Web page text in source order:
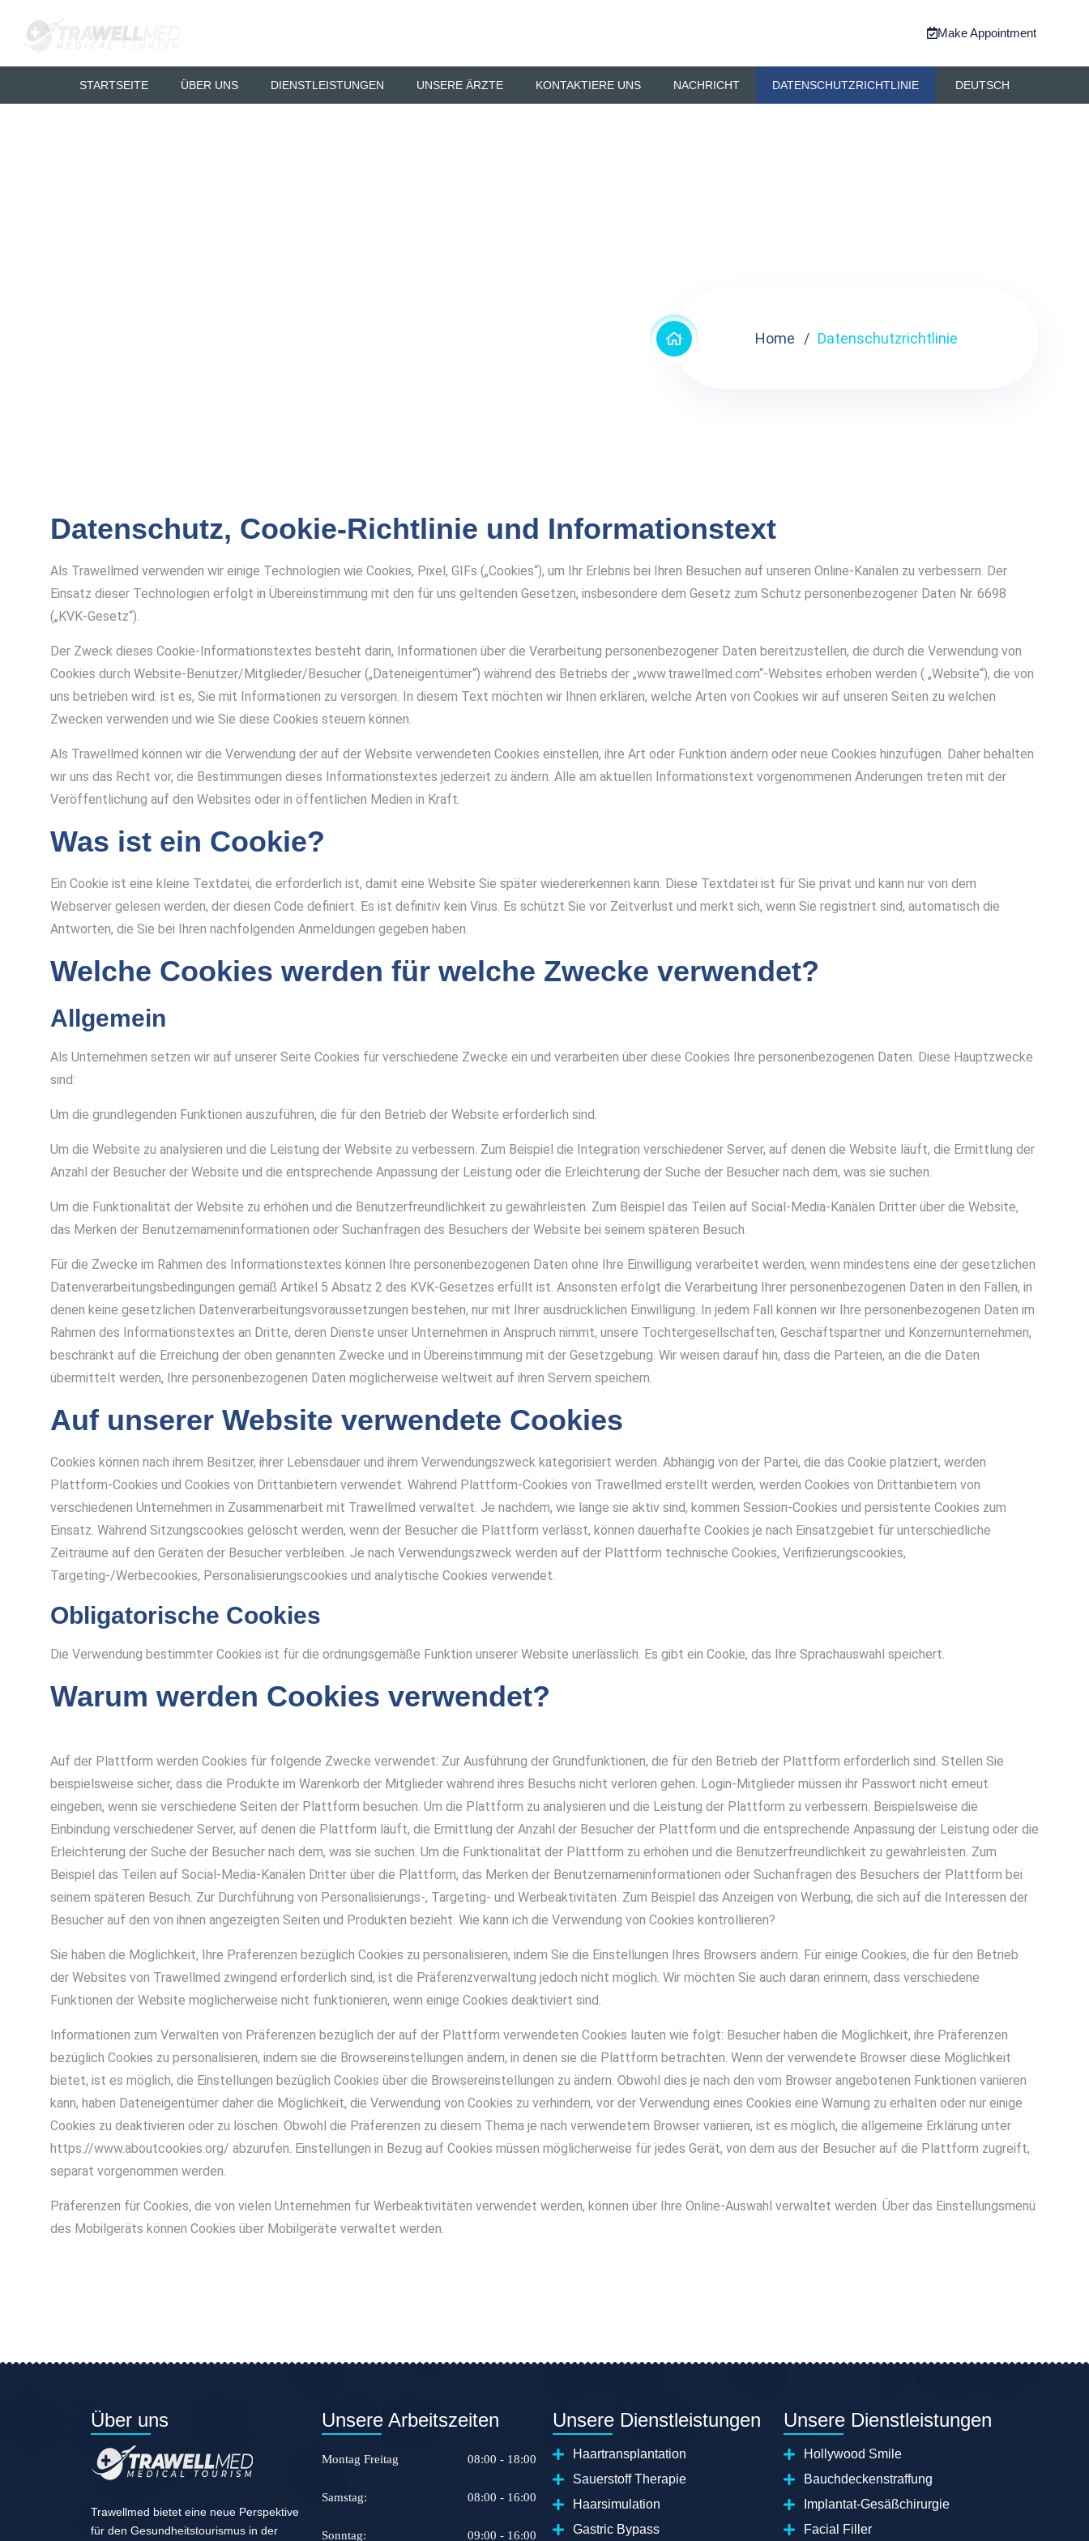
Make Appointment
STARTSEITE ÜBER UNS DIENSTLEISTUNGEN UNSERE ÄRZTE KONTAKTIERE UNS NACHRICHT DATENSCHUTZRICHTLINIE DEUTSCH
Home Datenschutzrichtlinie
Datenschutz, Cookie-Richtlinie und Informationstext
Als Trawellmed verwenden wir einige Technologien wie Cookies, Pixel, GIFs („Cookies“), um Ihr Erlebnis bei Ihren Besuchen auf unseren Online-Kanälen zu verbessern. Der
Einsatz dieser Technologien erfolgt in Übereinstimmung mit den für uns geltenden Gesetzen, insbesondere dem Gesetz zum Schutz personenbezogener Daten Nr. 6698
(„KVK-Gesetz“).
Der Zweck dieses Cookie-Informationstextes besteht darin, Informationen über die Verarbeitung personenbezogener Daten bereitzustellen, die durch die Verwendung von
Cookies durch Website-Benutzer/Mitglieder/Besucher („Dateneigentümer“) während des Betriebs der „www.trawellmed.com“-Websites erhoben werden ( „Website“), die von
uns betrieben wird. ist es, Sie mit Informationen zu versorgen. In diesem Text möchten wir Ihnen erklären, welche Arten von Cookies wir auf unseren Seiten zu welchen
Zwecken verwenden und wie Sie diese Cookies steuern können.
Als Trawellmed können wir die Verwendung der auf der Website verwendeten Cookies einstellen, ihre Art oder Funktion ändern oder neue Cookies hinzufügen. Daher behalten
wir uns das Recht vor, die Bestimmungen dieses Informationstextes jederzeit zu ändern. Alle am aktuellen Informationstext vorgenommenen Änderungen treten mit der
Veröffentlichung auf den Websites oder in öffentlichen Medien in Kraft.
Was ist ein Cookie?
Ein Cookie ist eine kleine Textdatei, die erforderlich ist, damit eine Website Sie später wiedererkennen kann. Diese Textdatei ist für Sie privat und kann nur von dem
Webserver gelesen werden, der diesen Code definiert. Es ist definitiv kein Virus. Es schützt Sie vor Zeitverlust und merkt sich, wenn Sie registriert sind, automatisch die
Antworten, die Sie bei Ihren nachfolgenden Anmeldungen gegeben haben.
Welche Cookies werden für welche Zwecke verwendet?
Allgemein
Als Unternehmen setzen wir auf unserer Seite Cookies für verschiedene Zwecke ein und verarbeiten über diese Cookies Ihre personenbezogenen Daten. Diese Hauptzwecke
sind:
Um die grundlegenden Funktionen auszuführen, die für den Betrieb der Website erforderlich sind.
Um die Website zu analysieren und die Leistung der Website zu verbessern. Zum Beispiel die Integration verschiedener Server, auf denen die Website läuft, die Ermittlung der
Anzahl der Besucher der Website und die entsprechende Anpassung der Leistung oder die Erleichterung der Suche der Besucher nach dem, was sie suchen.
Um die Funktionalität der Website zu erhöhen und die Benutzerfreundlichkeit zu gewährleisten. Zum Beispiel das Teilen auf Social-Media-Kanälen Dritter über die Website,
das Merken der Benutzernameninformationen oder Suchanfragen des Besuchers der Website bei seinem späteren Besuch.
Für die Zwecke im Rahmen des Informationstextes können Ihre personenbezogenen Daten ohne Ihre Einwilligung verarbeitet werden, wenn mindestens eine der gesetzlichen
Datenverarbeitungsbedingungen gemäß Artikel 5 Absatz 2 des KVK-Gesetzes erfüllt ist. Ansonsten erfolgt die Verarbeitung Ihrer personenbezogenen Daten in den Fällen, in
denen keine gesetzlichen Datenverarbeitungsvoraussetzungen bestehen, nur mit Ihrer ausdrücklichen Einwilligung. In jedem Fall können wir Ihre personenbezogenen Daten im
Rahmen des Informationstextes an Dritte, deren Dienste unser Unternehmen in Anspruch nimmt, unsere Tochtergesellschaften, Geschäftspartner und Konzernunternehmen,
beschränkt auf die Erreichung der oben genannten Zwecke und in Übereinstimmung mit der Gesetzgebung. Wir weisen darauf hin, dass die Parteien, an die die Daten
übermittelt werden, Ihre personenbezogenen Daten möglicherweise weltweit auf ihren Servern speichern.
Auf unserer Website verwendete Cookies
Cookies können nach ihrem Besitzer, ihrer Lebensdauer und ihrem Verwendungszweck kategorisiert werden. Abhängig von der Partei, die das Cookie platziert, werden
Plattform-Cookies und Cookies von Drittanbietern verwendet. Während Plattform-Cookies von Trawellmed erstellt werden, werden Cookies von Drittanbietern von
verschiedenen Unternehmen in Zusammenarbeit mit Trawellmed verwaltet. Je nachdem, wie lange sie aktiv sind, kommen Session-Cookies und persistente Cookies zum
Einsatz. Während Sitzungscookies gelöscht werden, wenn der Besucher die Plattform verlässt, können dauerhafte Cookies je nach Einsatzgebiet für unterschiedliche
Zeiträume auf den Geräten der Besucher verbleiben. Je nach Verwendungszweck werden auf der Plattform technische Cookies, Verifizierungscookies,
Targeting-/Werbecookies, Personalisierungscookies und analytische Cookies verwendet.
Obligatorische Cookies
Die Verwendung bestimmter Cookies ist für die ordnungsgemäße Funktion unserer Website unerlässlich. Es gibt ein Cookie, das Ihre Sprachauswahl speichert.
Warum werden Cookies verwendet?
Auf der Plattform werden Cookies für folgende Zwecke verwendet: Zur Ausführung der Grundfunktionen, die für den Betrieb der Plattform erforderlich sind. Stellen Sie
beispielsweise sicher, dass die Produkte im Warenkorb der Mitglieder während ihres Besuchs nicht verloren gehen. Login-Mitglieder müssen ihr Passwort nicht erneut
eingeben, wenn sie verschiedene Seiten der Plattform besuchen. Um die Plattform zu analysieren und die Leistung der Plattform zu verbessern. Beispielsweise die
Einbindung verschiedener Server, auf denen die Plattform läuft, die Ermittlung der Anzahl der Besucher der Plattform und die entsprechende Anpassung der Leistung oder die
Erleichterung der Suche der Besucher nach dem, was sie suchen. Um die Funktionalität der Plattform zu erhöhen und die Benutzerfreundlichkeit zu gewährleisten. Zum
Beispiel das Teilen auf Social-Media-Kanälen Dritter über die Plattform, das Merken der Benutzernameninformationen oder Suchanfragen des Besuchers der Plattform bei
seinem späteren Besuch. Zur Durchführung von Personalisierungs-, Targeting- und Werbeaktivitäten. Zum Beispiel das Anzeigen von Werbung, die sich auf die Interessen der
Besucher auf den von ihnen angezeigten Seiten und Produkten bezieht. Wie kann ich die Verwendung von Cookies kontrollieren?
Sie haben die Möglichkeit, Ihre Präferenzen bezüglich Cookies zu personalisieren, indem Sie die Einstellungen Ihres Browsers ändern. Für einige Cookies, die für den Betrieb
der Websites von Trawellmed zwingend erforderlich sind, ist die Präferenzverwaltung jedoch nicht möglich. Wir möchten Sie auch daran erinnern, dass verschiedene
Funktionen der Website möglicherweise nicht funktionieren, wenn einige Cookies deaktiviert sind.
Informationen zum Verwalten von Präferenzen bezüglich der auf der Plattform verwendeten Cookies lauten wie folgt: Besucher haben die Möglichkeit, ihre Präferenzen
bezüglich Cookies zu personalisieren, indem sie die Browsereinstellungen ändern, in denen sie die Plattform betrachten. Wenn der verwendete Browser diese Möglichkeit
bietet, ist es möglich, die Einstellungen bezüglich Cookies über die Browsereinstellungen zu ändern. Obwohl dies je nach den vom Browser angebotenen Funktionen variieren
kann, haben Dateneigentümer daher die Möglichkeit, die Verwendung von Cookies zu verhindern, vor der Verwendung eines Cookies eine Warnung zu erhalten oder nur einige
Cookies zu deaktivieren oder zu löschen. Obwohl die Präferenzen zu diesem Thema je nach verwendetem Browser variieren, ist es möglich, die allgemeine Erklärung unter
https://www.aboutcookies.org/ abzurufen. Einstellungen in Bezug auf Cookies müssen möglicherweise für jedes Gerät, von dem aus der Besucher auf die Plattform zugreift,
separat vorgenommen werden.
Präferenzen für Cookies, die von vielen Unternehmen für Werbeaktivitäten verwendet werden, können über Ihre Online-Auswahl verwaltet werden. Über das Einstellungsmenü
des Mobilgeräts können Cookies über Mobilgeräte verwaltet werden.
Über uns
Trawellmed bietet eine neue Perspektive
für den Gesundheitstourismus in der
Unsere Arbeitszeiten
Montag Freitag 08:00 - 18:00
Samstag: 08:00 - 16:00
Sonntag: 09:00 - 16:00
Unsere Dienstleistungen
Haartransplantation
Sauerstoff Therapie
Haarsimulation
Gastric Bypass
Unsere Dienstleistungen
Hollywood Smile
Bauchdeckenstraffung
Implantat-Gesäßchirurgie
Facial Filler